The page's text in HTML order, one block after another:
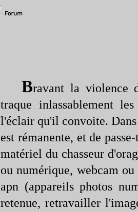
Bravant la violence
traque inlassablement
l'éclair qu'il convoite.
est rémanente, et de
matériel du chasseur
ou numérique, webcam ou
apn (appareils photos
retenue, retravailler